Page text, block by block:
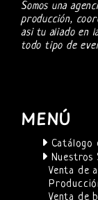
Somos una
producción,
asi tu aliado en
todo tipo de
MENÚ
Catálogo
Nuestros
Venta de